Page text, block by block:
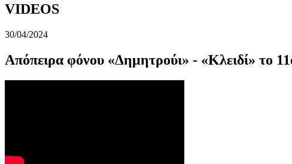
VIDEOS
30/04/2024
Απόπειρα φόνου «Δημητρούι» - «Κλειδί» το